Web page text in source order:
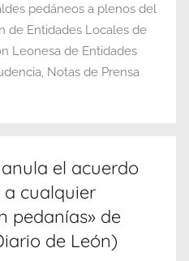
pedáneos a plenos del
de Entidades Locales de
Leonesa de Entidades
, Notas de Prensa
el acuerdo
a cualquier
pedanías» de
de León)